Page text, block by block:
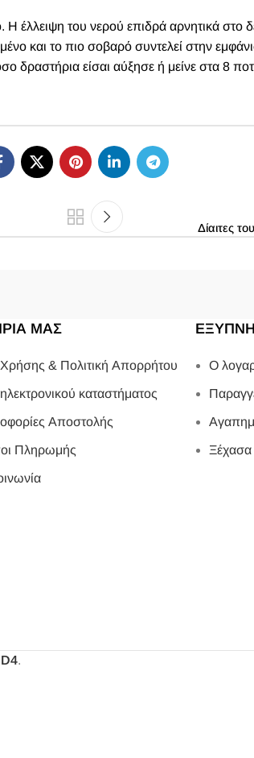
Η έλλειψη του νερού επιδρά αρνητικά στο
και το πιο σοβαρό συντελεί στην
δραστήρια είσαι αύξησε ή μείνε στα 8
Δίαιτες
ΜΑΣ
& Πολιτική Απορρήτου
καταστήματος
Αποστολής
Πληρωμής
Ο
Ξέχασα
.